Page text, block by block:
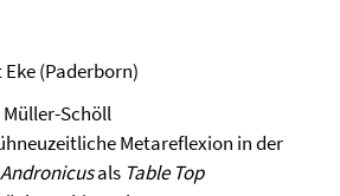
(Paderborn)
Müller-Schöll
Metareflexion in der
als Table Top